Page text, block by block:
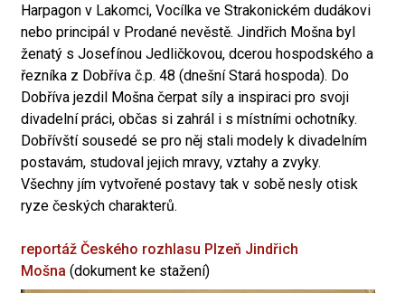
Harpagon v Lakomci, Vocílka ve Strakonickém dudákovi
nebo principál v Prodané nevěstě. Jindřich Mošna byl
ženatý s Josefínou Jedličkovou, dcerou hospodského a
řezníka z Dobříva č.p. 48 (dnešní Stará hospoda). Do
Dobříva jezdil Mošna čerpat síly a inspiraci pro svoji
divadelní práci, občas si zahrál i s místními ochotníky.
Dobřívští sousedé se pro něj stali modely k divadelním
postavám, studoval jejich mravy, vztahy a zvyky.
Všechny jím vytvořené postavy tak v sobě nesly otisk
ryze českých charakterů.
reportáž Českého rozhlasu Plzeň Jindřich
Mošna (dokument ke stažení)